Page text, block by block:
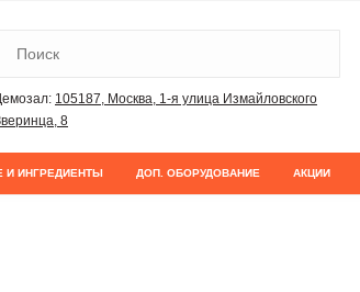
105187, Москва, 1-я улица Измайловского
8
И ИНГРЕДИЕНТЫ ДОП. ОБОРУДОВАНИЕ АКЦИИ